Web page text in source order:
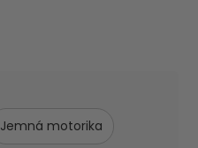
Jemná motorika